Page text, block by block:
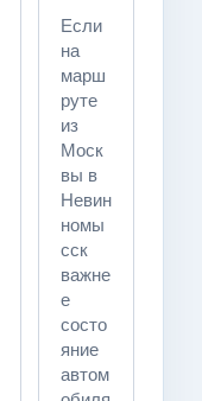
Если
на
марш
руте
из
Моск
вы в
Невин
номы
сск
важне
е
состо
яние
автом